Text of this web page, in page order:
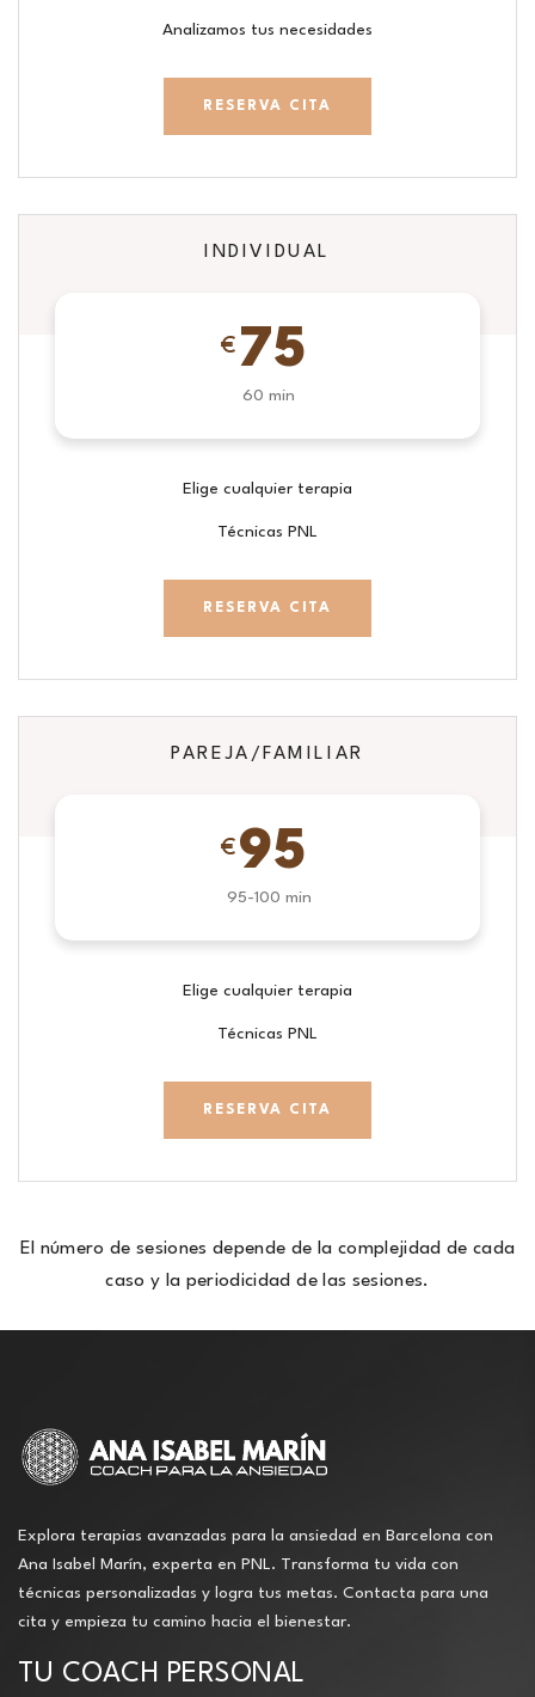
Analizamos tus necesidades
RESERVA CITA
INDIVIDUAL
€ 75
60 min
Elige cualquier terapia
Técnicas PNL
RESERVA CITA
PAREJA/FAMILIAR
€ 95
95-100 min
Elige cualquier terapia
Técnicas PNL
RESERVA CITA
El número de sesiones depende de la complejidad de cada
caso y la periodicidad de las sesiones.
Explora terapias avanzadas para la ansiedad en Barcelona con
Ana Isabel Marín, experta en PNL. Transforma tu vida con
técnicas personalizadas y logra tus metas. Contacta para una
cita y empieza tu camino hacia el bienestar.
TU COACH PERSONAL